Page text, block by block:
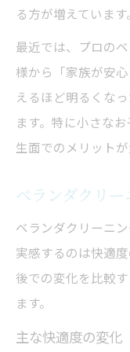
る方が増えています。
最近では、プロの
様から「家族が安
えるほど明るくな
ます。特に小さな
生面でのメリット
ベランダクリ
ベランダクリーニ
実感するのは快適
後での変化を比較
ます。
主な快適度の変化